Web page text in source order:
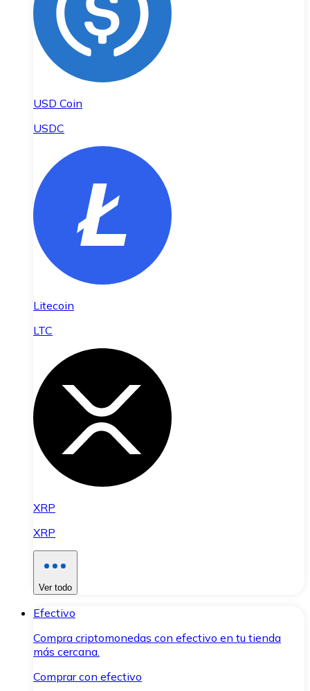
USD Coin
USDC
Litecoin
LTC
XRP
XRP
Ver todo
Efectivo
Compra criptomonedas con efectivo en tu tienda
más cercana.
Comprar con efectivo